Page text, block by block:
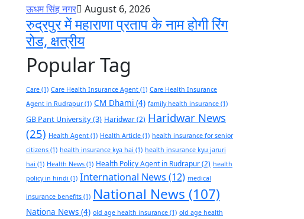
ऊधम सिंह नगर August 6, 2026
रुद्रपुर में महाराणा प्रताप के नाम होगी रिंग
रोड, क्षत्रीय
Popular Tag
Care (1) Care Health Insurance Agent (1) Care Health Insurance
Agent in Rudrapur(1) CM Dhami (4) family health insurance (1)
GB Pant University(3) Haridwar(2) Haridwar News
(25) Health Agent (1) Health Article (1) health insurance for senior
citizens (1) health insurance kya hai (1) health insurance kyu jaruri
hai (1) Health News (1) Health Policy Agent in Rudrapur(2) health
policy in hindi (1) International News (12) medical
insurance benefits (1) National News (107)
Nationa News (4) old age health insurance (1) old age health